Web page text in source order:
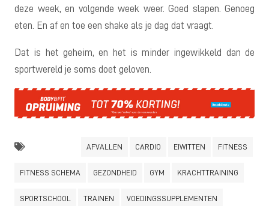
deze week, en volgende week weer. Goed slapen. Genoeg
eten. En af en toe een shake als je dag dat vraagt.
Dat is het geheim, en het is minder ingewikkeld dan de
sportwereld je soms doet geloven.
AFVALLEN CARDIO EIWITTEN FITNESS
FITNESS SCHEMA GEZONDHEID GYM KRACHTTRAINING
SPORTSCHOOL TRAINEN VOEDINGSSUPPLEMENTEN